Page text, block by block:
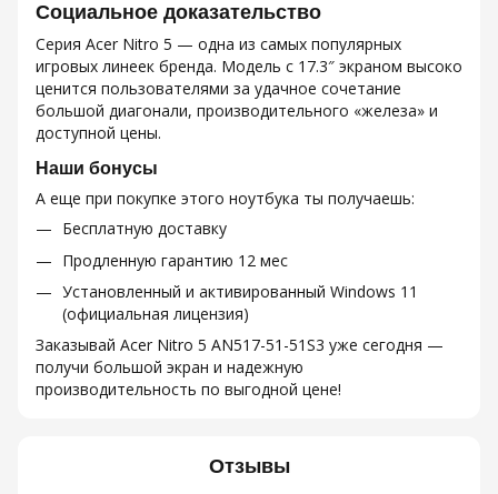
Социальное доказательство
Серия Acer Nitro 5 — одна из самых популярных
игровых линеек бренда. Модель с 17.3″ экраном высоко
ценится пользователями за удачное сочетание
большой диагонали, производительного «железа» и
доступной цены.
Наши бонусы
А еще при покупке этого ноутбука ты получаешь:
Бесплатную доставку
Продленную гарантию 12 мес
Установленный и активированный Windows 11
(официальная лицензия)
Заказывай Acer Nitro 5 AN517-51-51S3 уже сегодня —
получи большой экран и надежную
производительность по выгодной цене!
Отзывы